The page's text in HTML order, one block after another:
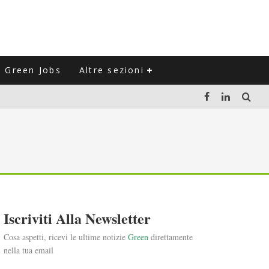
Green Jobs Altre sezioni
Iscriviti Alla Newsletter
Cosa aspetti, ricevi le ultime notizie Green direttamente
nella tua email